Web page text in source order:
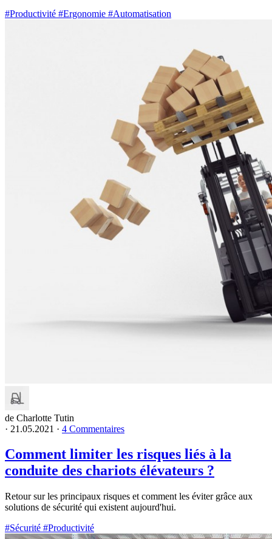
#Productivité #Ergonomie #Automatisation
de Charlotte Tutin
· 21.05.2021 · 4 Commentaires
Comment limiter les risques liés à la
conduite des chariots élévateurs ?
Retour sur les principaux risques et comment les éviter grâce aux
solutions de sécurité qui existent aujourd'hui.
#Sécurité #Productivité